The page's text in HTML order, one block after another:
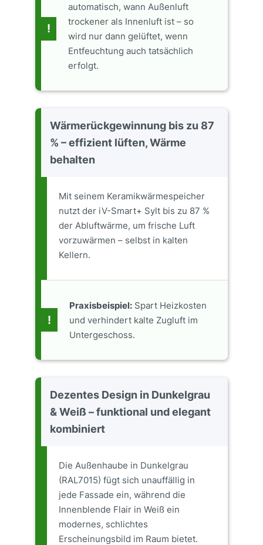
!
automatisch, wann Außenluft
trockener als Innenluft ist – so
wird nur dann gelüftet, wenn
Entfeuchtung auch tatsächlich
erfolgt.
Wärmerückgewinnung bis zu 87
% – effizient lüften, Wärme
behalten
Mit seinem Keramikwärmespeicher
nutzt der iV-Smart+ Sylt bis zu 87 %
der Abluftwärme, um frische Luft
vorzuwärmen – selbst in kalten
Kellern.
!
Praxisbeispiel: Spart Heizkosten
und verhindert kalte Zugluft im
Untergeschoss.
Dezentes Design in Dunkelgrau
& Weiß – funktional und elegant
kombiniert
Die Außenhaube in Dunkelgrau
(RAL7015) fügt sich unauffällig in
jede Fassade ein, während die
Innenblende Flair in Weiß ein
modernes, schlichtes
Erscheinungsbild im Raum bietet.